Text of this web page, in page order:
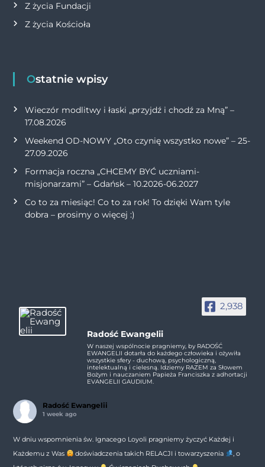
Z życia Fundacji
Z życia Kościoła
Ostatnie wpisy
Wieczór modlitwy i łaski „przyjdź i chodź za Mną” –
17.08.2026
Weekend OD-NOWY „Oto czynię wszystko nowe” – 25-
27.09.2026
Formacja roczna „CHCEMY BYĆ uczniami-
misjonarzami” – Gdańsk – 10.2026-06.2027
Co to za miesiąc! Co to za rok! To dzięki Wam tyle
dobra – prosimy o więcej :)
2,938
Radość Ewangelii
W naszej wspólnocie pragniemy, by RADOŚĆ
EWANGELII dotarła do każdego człowieka i ożywiła
wszystkie sfery - duchową, psychologiczną,
intelektualną i cielesną. Idziemy RAZEM za Słowem
Bożym i nauczaniem Papieża Franciszka z adhortacji
EVANGELII GAUDIUM.
Radość Ewangelii
1 week ago
W dniu wspomnienia św. Ignacego Loyoli pragniemy życzyć Każdej i
Każdemu z Was
doświadczenia takich RELACJI i towarzyszenia
, o